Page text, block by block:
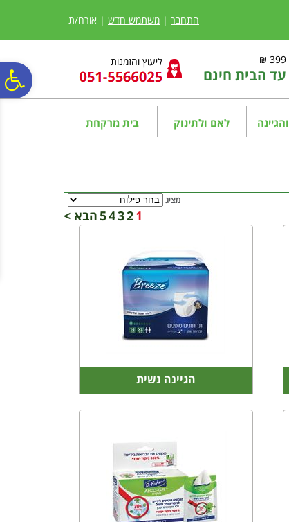
נגישות
אתר
המרכזי התחבר | משתמש חדש | אורח/ת
הבית חינם
ליעוץ והזמנות
לאם ולתינוק בית מרקחת
מציג
1
2
3
4
5הבא >
הגיינה נשית